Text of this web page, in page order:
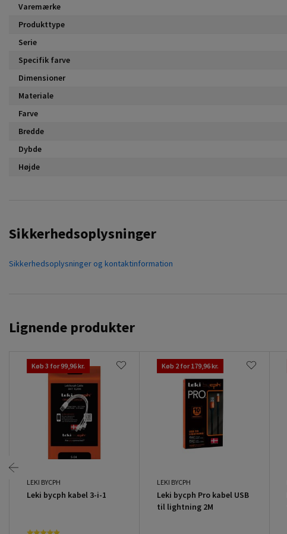
Varemærke
Produkttype
Serie
Specifik farve
Dimensioner
Materiale
Farve
Bredde
Dybde
Højde
Sikkerhedsoplysninger
Sikkerhedsoplysninger og kontaktinformation
Lignende produkter
Køb 3 for 99,96 kr.
LEKI BYCPH
Leki bycph kabel 3-i-1
Køb 2 for 179,96 kr.
LEKI BYCPH
Leki bycph Pro kabel USB
til lightning 2M